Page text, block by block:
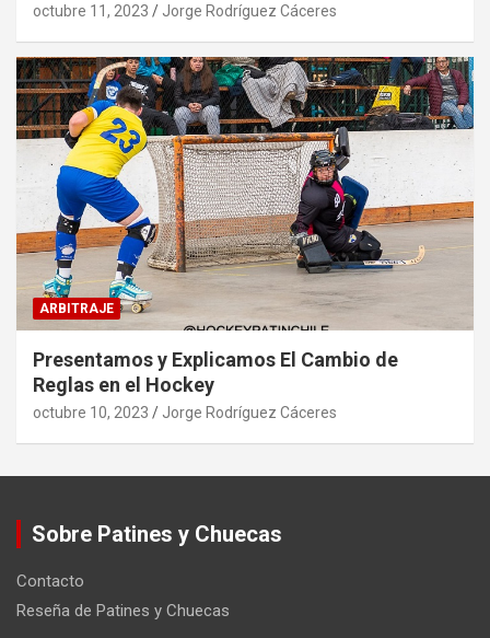
octubre 11, 2023 Jorge Rodríguez Cáceres
ARBITRAJE
Presentamos y Explicamos El Cambio de
Reglas en el Hockey
octubre 10, 2023 Jorge Rodríguez Cáceres
Sobre Patines y Chuecas
Contacto
Reseña de Patines y Chuecas